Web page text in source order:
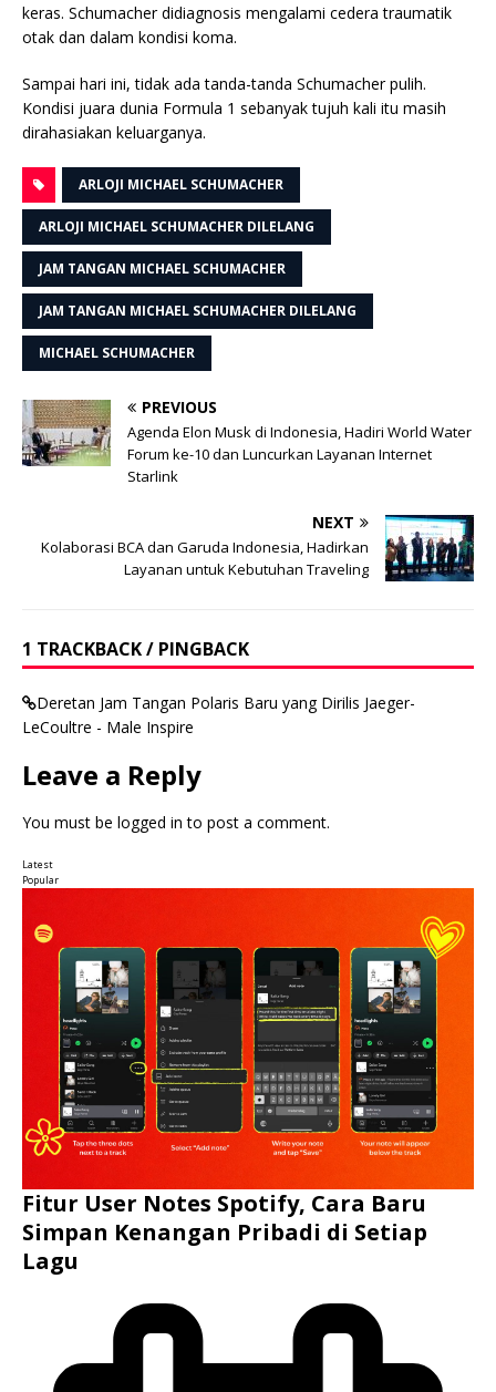
keras. Schumacher didiagnosis mengalami cedera traumatik
otak dan dalam kondisi koma.
Sampai hari ini, tidak ada tanda-tanda Schumacher pulih.
Kondisi juara dunia Formula 1 sebanyak tujuh kali itu masih
dirahasiakan keluarganya.
ARLOJI MICHAEL SCHUMACHER
ARLOJI MICHAEL SCHUMACHER DILELANG
JAM TANGAN MICHAEL SCHUMACHER
JAM TANGAN MICHAEL SCHUMACHER DILELANG
MICHAEL SCHUMACHER
PREVIOUS
Agenda Elon Musk di Indonesia, Hadiri World Water
Forum ke-10 dan Luncurkan Layanan Internet
Starlink
NEXT
Kolaborasi BCA dan Garuda Indonesia, Hadirkan
Layanan untuk Kebutuhan Traveling
1 TRACKBACK / PINGBACK
Deretan Jam Tangan Polaris Baru yang Dirilis Jaeger-
LeCoultre - Male Inspire
Leave a Reply
You must be logged in to post a comment.
Latest
Popular
Fitur User Notes Spotify, Cara Baru
Simpan Kenangan Pribadi di Setiap
Lagu